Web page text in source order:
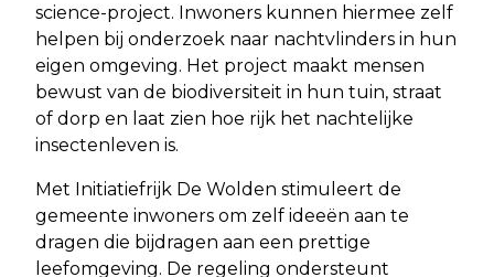
science-project. Inwoners kunnen hiermee zelf
helpen bij onderzoek naar nachtvlinders in hun
eigen omgeving. Het project maakt mensen
bewust van de biodiversiteit in hun tuin, straat
of dorp en laat zien hoe rijk het nachtelijke
insectenleven is.
Met Initiatiefrijk De Wolden stimuleert de
gemeente inwoners om zelf ideeën aan te
dragen die bijdragen aan een prettige
leefomgeving. De regeling ondersteunt